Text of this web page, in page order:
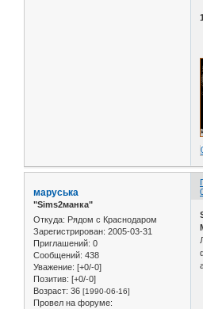
маруська
"Sims2манка"
Откуда: Рядом с Краснодаром
Зарегистрирован: 2005-03-31
Приглашений: 0
Сообщений: 438
Уважение: [+0/-0]
Позитив: [+0/-0]
Возраст: 36 [1990-06-16]
Провел на форуме: